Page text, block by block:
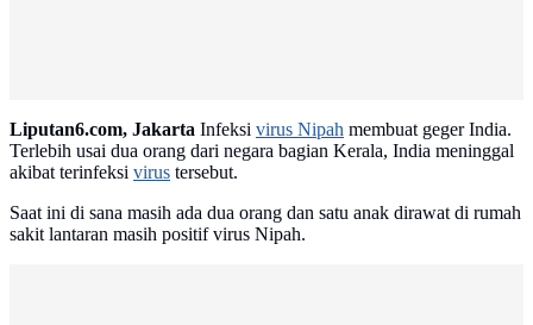
Liputan6.com, Jakarta Infeksi virus Nipah membuat geger India.
Terlebih usai dua orang dari negara bagian Kerala, India meninggal
akibat terinfeksi virus tersebut.
Saat ini di sana masih ada dua orang dan satu anak dirawat di rumah
sakit lantaran masih positif virus Nipah.